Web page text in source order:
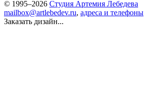
© 1995–2026 Студия Артемия Лебедева
mailbox@artlebedev.ru, адреса и телефоны
Заказать дизайн...